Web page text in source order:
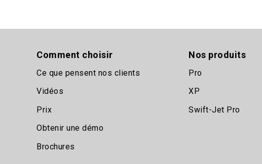
Comment choisir
Ce que pensent nos clients
Vidéos
Prix
Obtenir une démo
Brochures
Nos produits
Pro
XP
Swift-Jet Pro